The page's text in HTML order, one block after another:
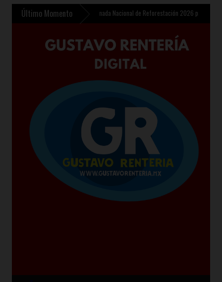
Último Momento
Sheinbaum presenta Jornada Nacional de Reforestación 2026 para plantar 6.6